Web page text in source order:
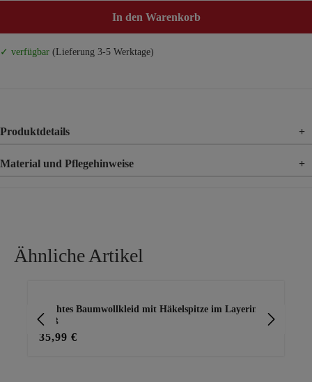
In den Warenkorb
✓ verfügbar (Lieferung 3-5 Werktage)
Produktdetails +
Material und Pflegehinweise +
Ähnliche Artikel
Leichtes Baumwollkleid mit Häkelspitze im Layering,
weiß
35,99 €